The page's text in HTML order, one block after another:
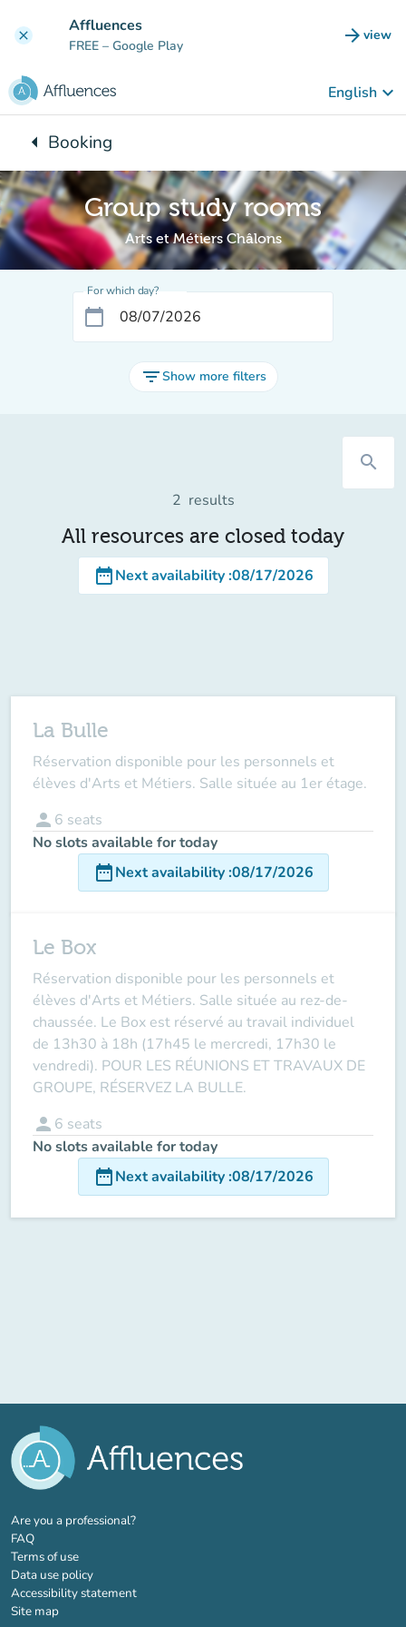
clear Affluences
FREE – Google Play arrow_forward view
(new
English keyboard_arrow_down
arrow_leftBack to:
Booking
Group study rooms
Arts et Métiers Châlons
For which day?
calendar_today
filter_listShow more filters
search
2 results
All resources are closed today
date_rangeNext availability:08/17/2026
La Bulle
Réservation disponible pour les personnels et
élèves d'Arts et Métiers. Salle située au 1er étage.
person 6 seats
No slots available for today
date_rangeNext availability:08/17/2026
Le Box
Réservation disponible pour les personnels et
élèves d'Arts et Métiers. Salle située au rez-de-
chaussée. Le Box est réservé au travail individuel
de 13h30 à 18h (17h45 le mercredi, 17h30 le
vendredi). POUR LES RÉUNIONS ET TRAVAUX DE
GROUPE, RÉSERVEZ LA BULLE.
person 6 seats
No slots available for today
date_rangeNext availability:08/17/2026
Are you a professional?(new tab)
FAQ
Terms of use
Data use policy
Accessibility statement
Site map